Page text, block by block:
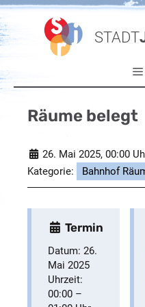
Zum
Inhalt
springen
STADT
Räume belegt
26. Mai 2025, 00:00
Kategorie:
Bahnhof
Termin
Datum: 26.
Mai 2025
Uhrzeit:
00:00 –